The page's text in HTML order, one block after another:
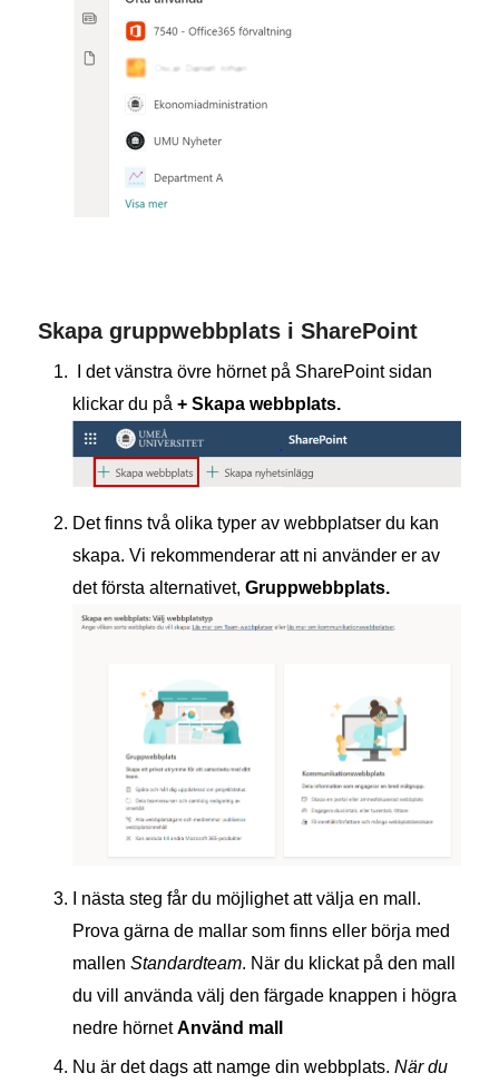
Skapa gruppwebbplats i SharePoint
I det vänstra övre hörnet på SharePoint sidan
klickar du på + Skapa webbplats.
Det finns två olika typer av webbplatser du kan
skapa. Vi rekommenderar att ni använder er av
det första alternativet, Gruppwebbplats.
I nästa steg får du möjlighet att välja en mall.
Prova gärna de mallar som finns eller börja med
mallen Standardteam. När du klickat på den mall
du vill använda välj den färgade knappen i högra
nedre hörnetAnvänd mall
Nu är det dags att namge din webbplats. När du